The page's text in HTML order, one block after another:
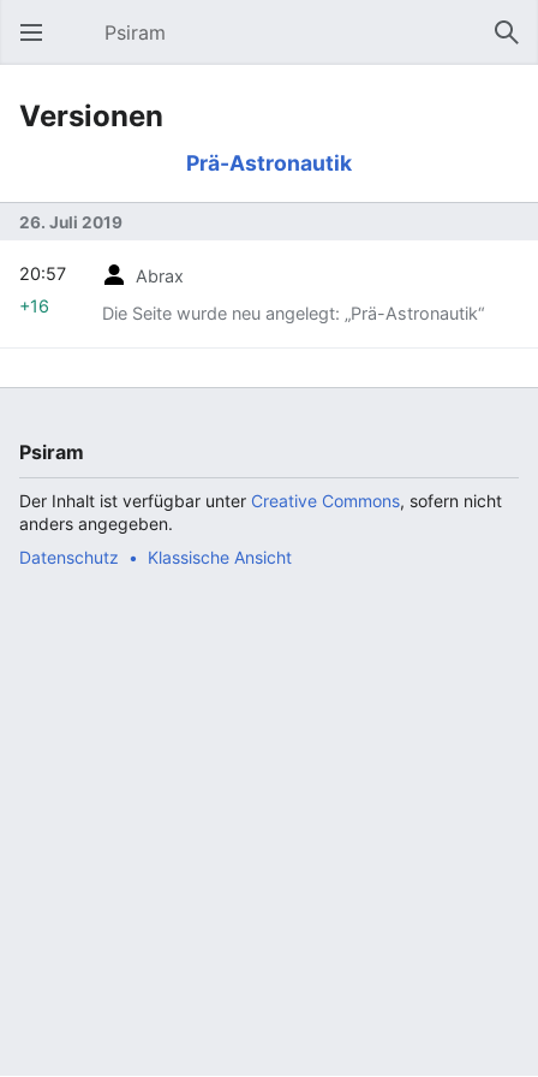
Hauptmenü öffnen Psiram
Versionen
Prä-Astronautik
26. Juli 2019
Abrax
Die Seite wurde neu angelegt: „Prä-Astronautik“
20:57
+16
Psiram
Der Inhalt ist verfügbar unter Creative Commons, sofern nicht
anders angegeben.
Datenschutz
Klassische Ansicht